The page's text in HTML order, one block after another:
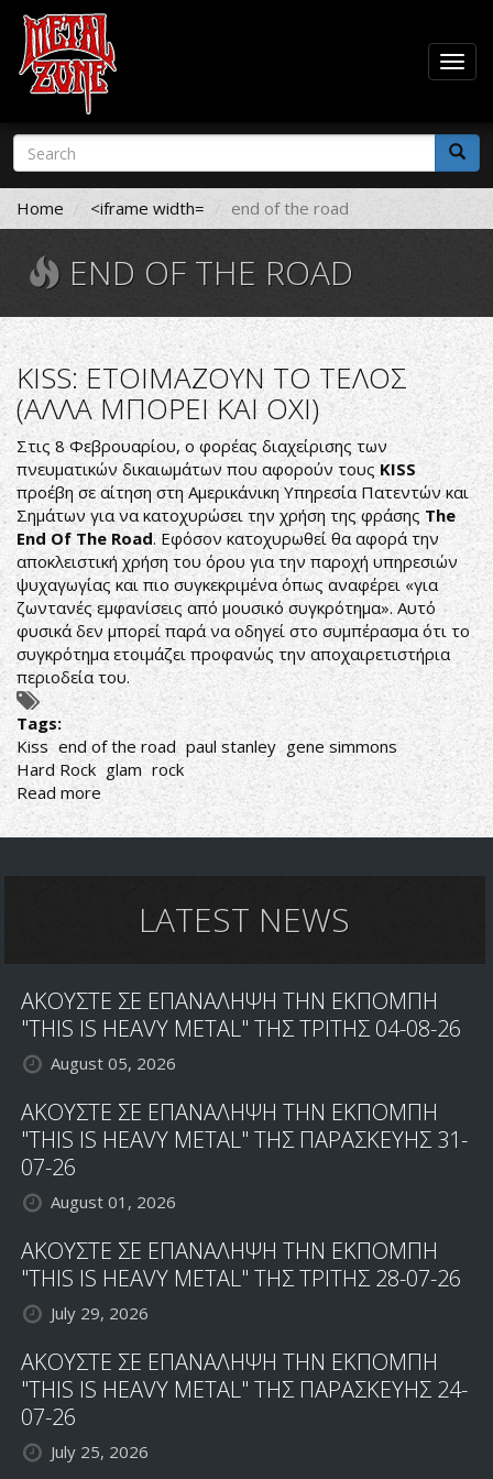
Skip
main
content
Search
form
Search
Home <iframe width= end of the road
END OF THE ROAD
KISS: ΕΤΟΙΜΑΖΟΥΝ ΤΟ ΤΕΛΟΣ
(ΑΛΛΑ ΜΠΟΡΕΙ ΚΑΙ ΟΧΙ)
Στις 8 Φεβρουαρίου, ο φορέας διαχείρισης των
πνευματικών δικαιωμάτων που αφορούν τουςKISS
προέβη σε αίτηση στη Αμερικάνικη Υπηρεσία Πατεντών και
Σημάτων για να κατοχυρώσει την χρήση της φράσης The
End Of The Road. Εφόσον κατοχυρωθεί θα αφορά την
αποκλειστική χρήση του όρου για την παροχή υπηρεσιών
ψυχαγωγίας και πιο συγκεκριμένα όπως αναφέρει «για
ζωντανές εμφανίσεις από μουσικό συγκρότημα». Αυτό
φυσικά δεν μπορεί παρά να οδηγεί στο συμπέρασμα ότι το
συγκρότημα ετοιμάζει προφανώς την αποχαιρετιστήρια
περιοδεία του.
Tags:
Kiss end of the road paul stanley gene simmons
Hard Rock glam rock
Read more about
KISS:
ΕΤΟΙΜΑΖΟΥΝ
(ΑΛΛΑ
ΜΠΟΡΕΙLATEST NEWS
ΑΚΟΥΣΤΕ ΣΕ ΕΠΑΝΑΛΗΨΗ ΤΗΝ ΕΚΠΟΜΠΗ
"THIS IS HEAVY METAL" ΤΗΣ ΤΡΙΤΗΣ 04-08-26
August 05, 2026
ΑΚΟΥΣΤΕ ΣΕ ΕΠΑΝΑΛΗΨΗ ΤΗΝ ΕΚΠΟΜΠΗ
"THIS IS HEAVY METAL" ΤΗΣ ΠΑΡΑΣΚΕΥΗΣ 31-
07-26
August 01, 2026
ΑΚΟΥΣΤΕ ΣΕ ΕΠΑΝΑΛΗΨΗ ΤΗΝ ΕΚΠΟΜΠΗ
"THIS IS HEAVY METAL" ΤΗΣ ΤΡΙΤΗΣ 28-07-26
July 29, 2026
ΑΚΟΥΣΤΕ ΣΕ ΕΠΑΝΑΛΗΨΗ ΤΗΝ ΕΚΠΟΜΠΗ
"THIS IS HEAVY METAL" ΤΗΣ ΠΑΡΑΣΚΕΥΗΣ 24-
07-26
July 25, 2026